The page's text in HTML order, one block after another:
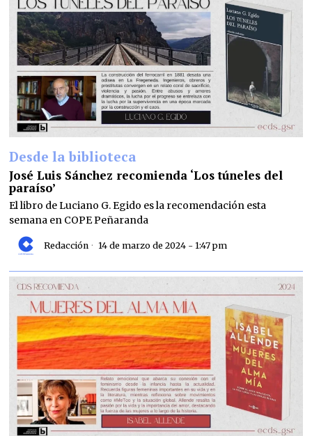
Desde la biblioteca
José Luis Sánchez recomienda ‘Los túneles del
paraíso’
El libro de Luciano G. Egido es la recomendación esta
semana en COPE Peñaranda
Redacción 14 de marzo de 2024 - 1:47 pm